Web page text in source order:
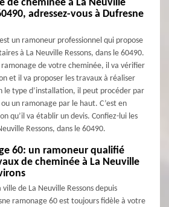
de cheminée à La Neuville
adressez-vous à Dufresne
un ramoneur professionnel qui propose
à La Neuville Ressons, dans le 60490.
ramonage de votre cheminée, il va vérifier
et il va proposer les travaux à réaliser
le type d’installation, il peut procéder par
un ramonage par le haut. C’est en
qu’il va établir un devis. Confiez-lui les
Ressons, dans le 60490.
60: un ramoneur qualifié
de cheminée à La Neuville
de La Neuville Ressons depuis
ramonage 60 est toujours fidèle à votre